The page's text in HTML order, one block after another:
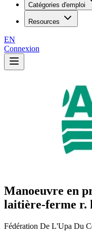
Catégories d'emploi
Resources
EN
Connexion
Manoeuvre en
laitière-ferme r.
Fédération De L'Upa Du